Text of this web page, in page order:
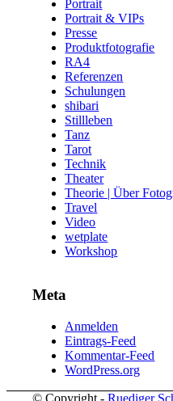
Portrait
Portrait & VIPs
Presse
Produktfotografie
RA4
Referenzen
Schulungen
shibari
Stillleben
Tanz
Tarot
Technik
Theater
Theorie | Über
Travel
Video
wetplate
Workshop
Meta
Anmelden
Eintrags-Feed
Kommentar-Feed
WordPress.org
© Copyright -Ruediger